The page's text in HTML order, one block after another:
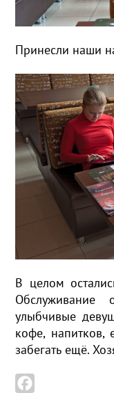
Принесли наши
В целом
улыбчивые
кофе,
забегать ещё.